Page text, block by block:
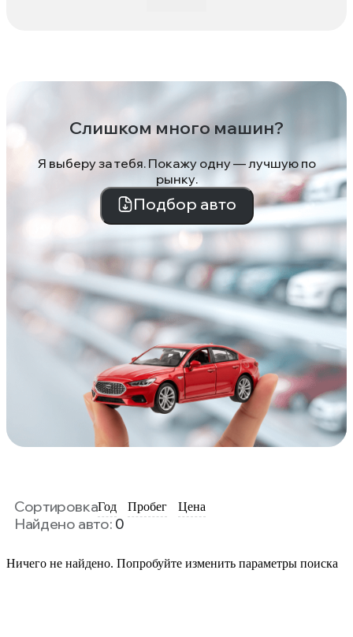
Слишком много машин?
Я выберу за тебя. Покажу одну — лучшую по
рынку.
Подбор авто
СортировкаГод Пробег Цена
Найдено авто: 0
Ничего не найдено. Попробуйте изменить параметры поиска